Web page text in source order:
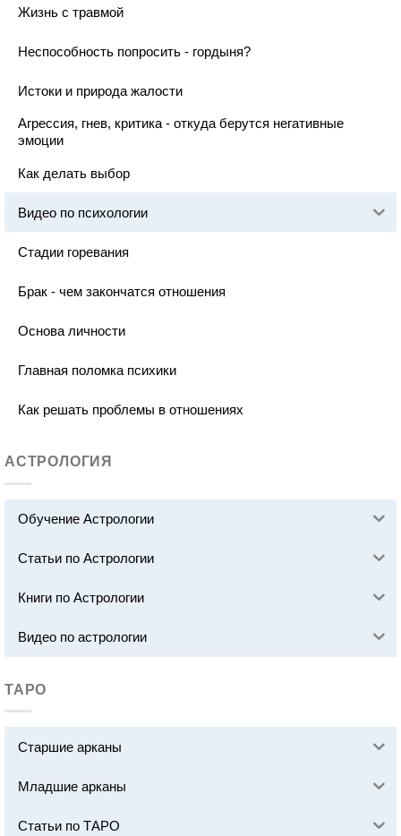
Жизнь с травмой
Неспособность попросить - гордыня?
Истоки и природа жалости
Агрессия, гнев, критика - откуда берутся негативные
эмоции
Как делать выбор
Видео по психологии
Стадии горевания
Брак - чем закончатся отношения
Основа личности
Главная поломка психики
Как решать проблемы в отношениях
АСТРОЛОГИЯ
Обучение Астрологии
Статьи по Астрологии
Книги по Астрологии
Видео по астрологии
ТАРО
Старшие арканы
Младшие арканы
Статьи по ТАРО